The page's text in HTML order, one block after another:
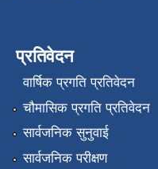
प्रतिवेदन
वार्षिक प्रगति प्रतिवेदन
चौमासिक प्रगति प्रतिवेदन
सार्वजनिक सुनुवाई
सार्वजनिक परीक्षण